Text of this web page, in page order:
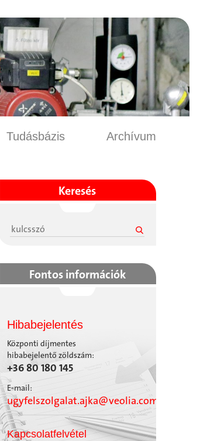
Tudásbázis Archívum
Keresés
Fontos információk
Hibabejelentés
Központi díjmentes
hibabejelentő zöldszám:
+36 80 180 145
E-mail:
ugyfelszolgalat.ajka@veolia.com
Kapcsolatfelvétel